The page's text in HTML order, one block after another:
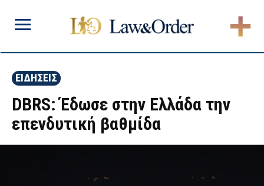
ΕΙΔΗΣΕΙΣ
DBRS: Έδωσε στην Ελλάδα την
επενδυτική βαθμίδα